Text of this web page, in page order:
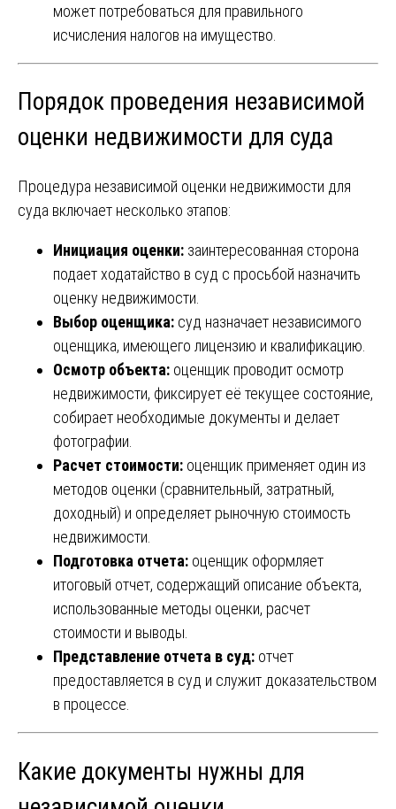
может потребоваться для правильного
исчисления налогов на имущество.
Порядок проведения независимой
оценки недвижимости для суда
Процедура независимой оценки недвижимости для
суда включает несколько этапов:
Инициация оценки: заинтересованная сторона
подает ходатайство в суд с просьбой назначить
оценку недвижимости.
Выбор оценщика: суд назначает независимого
оценщика, имеющего лицензию и квалификацию.
Осмотр объекта: оценщик проводит осмотр
недвижимости, фиксирует её текущее состояние,
собирает необходимые документы и делает
фотографии.
Расчет стоимости: оценщик применяет один из
методов оценки (сравнительный, затратный,
доходный) и определяет рыночную стоимость
недвижимости.
Подготовка отчета: оценщик оформляет
итоговый отчет, содержащий описание объекта,
использованные методы оценки, расчет
стоимости и выводы.
Представление отчета в суд: отчет
предоставляется в суд и служит доказательством
в процессе.
Какие документы нужны для